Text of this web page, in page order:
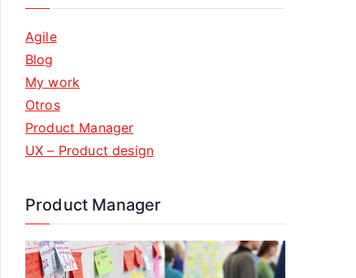
Agile
Blog
My work
Otros
Product Manager
UX – Product design
Product Manager